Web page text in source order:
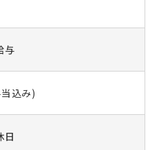
与
込み)
日